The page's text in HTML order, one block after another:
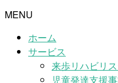
MENU
ホーム
サービス
来歩リハビリ
児童発達支援